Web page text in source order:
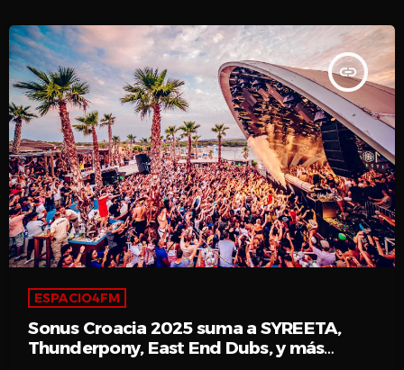
insert_link
ESPACIO4FM
Sonus Croacia 2025 suma a SYREETA,
Thunderpony, East End Dubs, y más…